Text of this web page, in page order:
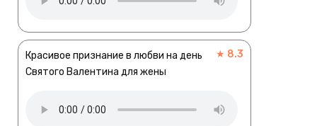
Красивое признание в любви на день
Святого Валентина для жены
★ 8.3